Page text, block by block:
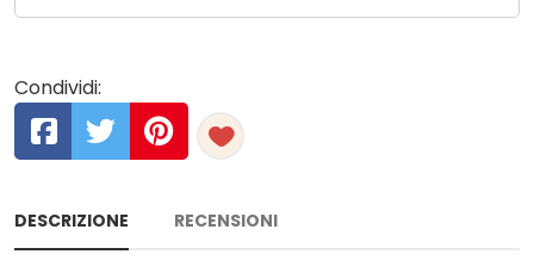
Condividi:
DESCRIZIONE RECENSIONI